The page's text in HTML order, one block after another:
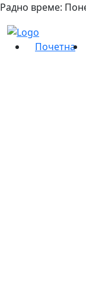
Радно време:
Почетна